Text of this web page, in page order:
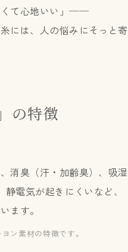
くて心地いい」──
には、人の悩みにそっと寄
の特徴
消臭（汗・加齢臭）、吸湿
電気が起きにくいなど、
ます。
ン素材の特徴です。